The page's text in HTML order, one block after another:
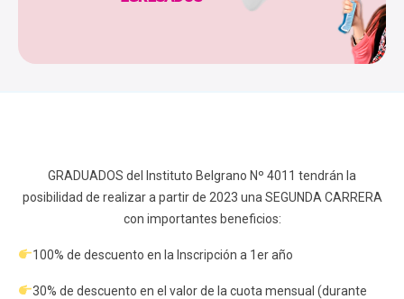
GRADUADOS del Instituto Belgrano Nº 4011 tendrán la
posibilidad de realizar a partir de 2023 una SEGUNDA CARRERA
con importantes beneficios:
100% de descuento en la Inscripción a 1er año
30% de descuento en el valor de la cuota mensual (durante